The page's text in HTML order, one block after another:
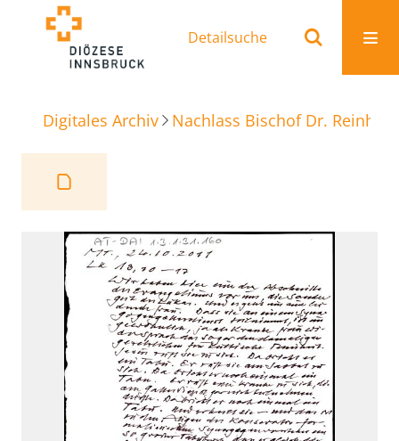
Detailsuche
Digitales Archiv Nachlass Bischof Dr.